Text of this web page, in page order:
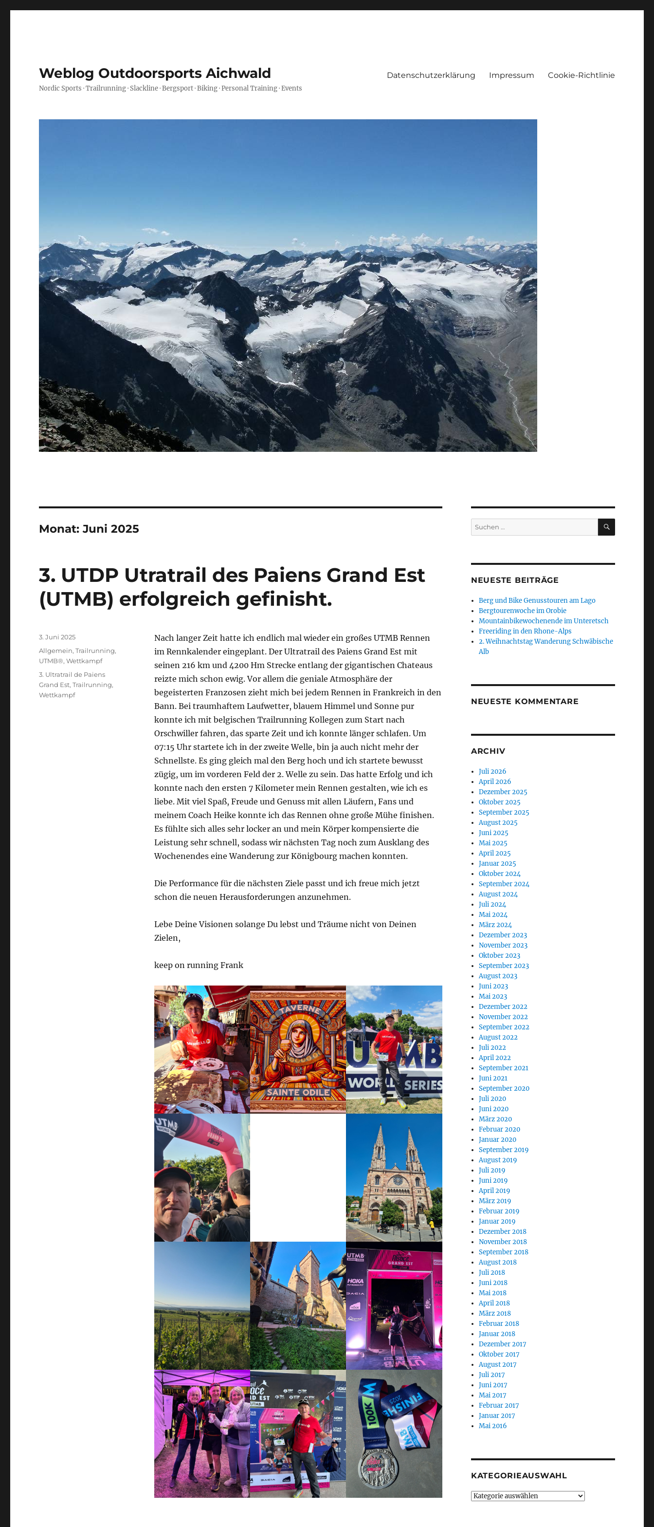
Weblog Outdoorsports Aichwald
Nordic Sports · Trailrunning · Slackline · Bergsport · Biking · Personal Training · Events
Datenschutzerklärung Impressum Cookie-Richtlinie
Monat:Juni 2025
3. UTDP Utratrail des Paiens Grand Est
(UTMB) erfolgreich gefinisht.
Nach langer Zeit hatte ich endlich mal wieder ein großes UTMB Rennen
im Rennkalender eingeplant. Der Ultratrail des Paiens Grand Est mit
seinen 216 km und 4200 Hm Strecke entlang der gigantischen Chateaus
reizte mich schon ewig. Vor allem die geniale Atmosphäre der
begeisterten Franzosen zieht mich bei jedem Rennen in Frankreich in den
Bann. Bei traumhaftem Laufwetter, blauem Himmel und Sonne pur
konnte ich mit belgischen Trailrunning Kollegen zum Start nach
Orschwiller fahren, das sparte Zeit und ich konnte länger schlafen. Um
07:15 Uhr startete ich in der zweite Welle, bin ja auch nicht mehr der
Schnellste. Es ging gleich mal den Berg hoch und ich startete bewusst
zügig, um im vorderen Feld der 2. Welle zu sein. Das hatte Erfolg und ich
konnte nach den ersten 7 Kilometer mein Rennen gestalten, wie ich es
liebe. Mit viel Spaß, Freude und Genuss mit allen Läufern, Fans und
meinem Coach Heike konnte ich das Rennen ohne große Mühe finishen.
Es fühlte sich alles sehr locker an und mein Körper kompensierte die
Leistung sehr schnell, sodass wir nächsten Tag noch zum Ausklang des
Wochenendes eine Wanderung zur Königbourg machen konnten.
Die Performance für die nächsten Ziele passt und ich freue mich jetzt
schon die neuen Herausforderungen anzunehmen.
Lebe Deine Visionen solange Du lebst und Träume nicht von Deinen
Zielen,
keep on running Frank
Veröffentlicht
am
3. Juni 2025
Kategorien
Allgemein,Trailrunning,
UTMB®,Wettkampf
Schlagwörter
3. Ultratrail de Paiens
Grand Est,Trailrunning,
Wettkampf
Suchen
nach:
SUCHEN
NEUESTE BEITRÄGE
Berg und Bike Genusstouren am Lago
Bergtourenwoche im Orobie
Mountainbikewochenende im Unteretsch
Freeriding in den Rhone-Alps
2. Weihnachtstag Wanderung Schwäbische
Alb
NEUESTE KOMMENTARE
ARCHIV
Juli 2026
April 2026
Dezember 2025
Oktober 2025
September 2025
August 2025
Juni 2025
Mai 2025
April 2025
Januar 2025
Oktober 2024
September 2024
August 2024
Juli 2024
Mai 2024
März 2024
Dezember 2023
November 2023
Oktober 2023
September 2023
August 2023
Juni 2023
Mai 2023
Dezember 2022
November 2022
September 2022
August 2022
Juli 2022
April 2022
September 2021
Juni 2021
September 2020
Juli 2020
Juni 2020
März 2020
Februar 2020
Januar 2020
September 2019
August 2019
Juli 2019
Juni 2019
April 2019
März 2019
Februar 2019
Januar 2019
Dezember 2018
November 2018
September 2018
August 2018
Juli 2018
Juni 2018
Mai 2018
April 2018
März 2018
Februar 2018
Januar 2018
Dezember 2017
Oktober 2017
August 2017
Juli 2017
Juni 2017
Mai 2017
Februar 2017
Januar 2017
Mai 2016
KATEGORIEAUSWAHL
Kategorieauswahl